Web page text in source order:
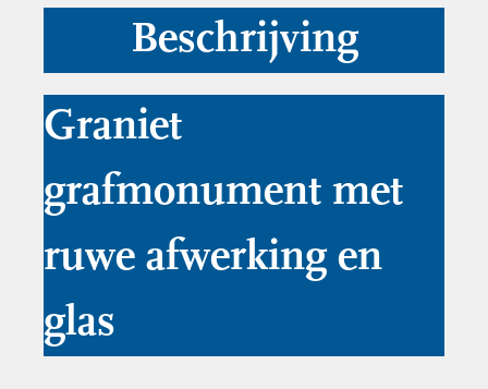
Beschrijving
Graniet
grafmonument met
ruwe afwerking en
glas